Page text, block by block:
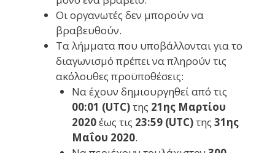
Οι οργανωτές δεν μπορούν να
βραβευθούν.
Τα λήμματα που υποβάλλονται για το
διαγωνισμό πρέπει να πληρούν τις
ακόλουθες προϋποθέσεις:
Να έχουν δημιουργηθεί από τις
00:01 (UTC)της 21ης Μαρτίου
2020έως τις 23:59 (UTC)της 31ης
Μαΐου 2020.